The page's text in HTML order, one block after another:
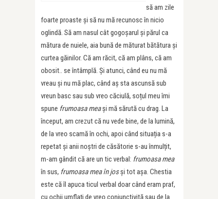
să am zile
foarte proaste și să nu mă recunosc în nicio
oglindă. Să am nasul cât gogoșarul și părul ca
mătura de nuiele, aia bună de măturat bătătura și
curtea găinilor. Că am răcit, că am plâns, că am
obosit.. se întâmplă. Și atunci, când eu nu mă
vreau și nu mă plac, când aș sta ascunsă sub
vreun basc sau sub vreo căciulă, soțul meu îmi
spune frumoasa meași mă sărută cu drag. La
început, am crezut că nu vede bine, de la lumină,
de la vreo scamă în ochi, apoi când situația s-a
repetat și anii noștri de căsătorie s-au înmulțit,
m-am gândit că are un tic verbal: frumoasa mea
în sus, frumoasa mea în josși tot așa. Chestia
este că îl apuca ticul verbal doar când eram praf,